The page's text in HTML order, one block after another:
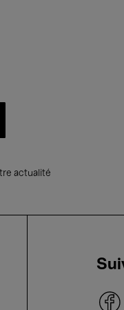
actualité